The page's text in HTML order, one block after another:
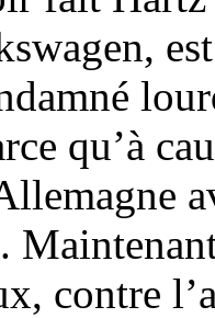
qu’à
contre